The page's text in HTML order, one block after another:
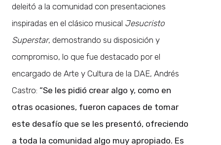
deleitó a la comunidad con presentaciones
inspiradas en el clásico musical Jesucristo
Superstar, demostrando su disposición y
compromiso, lo que fue destacado por el
encargado de Arte y Cultura de la DAE, Andrés
Castro: “Se les pidió crear algo y, como en
otras ocasiones, fueron capaces de tomar
este desafío que se les presentó, ofreciendo
a toda la comunidad algo muy apropiado. Es